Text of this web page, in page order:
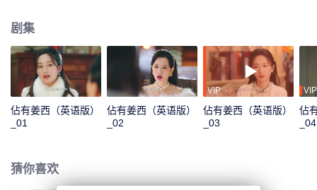
剧集
佔有姜西（英语版）
_01
佔有姜西（英语版）
_02
VIP
佔有姜西（英语版）
_03
VIP
佔
_04
猜你喜欢